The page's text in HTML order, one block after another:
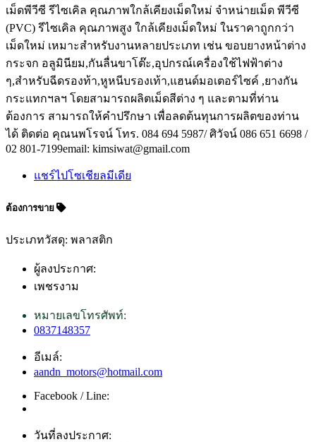
เม็ดพีวีซี รีไซเคิล คุณภาพใกล้เคียงเม็ดใหม่ จำหน่ายเม็ด พีวีซี
(PVC) รีไซเคิล คุณภาพสูง ใกล้เคียงเม็ดใหม่ ในราคาถูกกว่า
เม็ดใหม่ เหมาะสำหรับงานหลายประเภท เช่น ขอบยางหน้าต่าง
กระจก อลูมินียม,กันลื่นขาโต๊ะ,อุปกรณ์เครื่องใช้ไฟฟ้าต่าง
ๆ,สำหรับฉีดรองท้า,หูหนีบรองเท้า,แฮนด์มอเตอร์ไซค์ ,ยางกัน
กระแทกฯลฯ โดยสามารถผลิตเม็ดสีต่าง ๆ และตามที่ท่าน
ต้องการ สามารถให้คำปรึกษา เพื่อลดต้นทุนการผลิตของท่าน
ได้ ติดต่อ คุณนพโรจน์ โทร. 084 694 5987/ ศิวัจน์ 086 651 6698 /
02 801-7199email: kimsiwat@gmail.com
แชร์ไปโซเชียลมีเดีย
ต้องการขาย
ประเภทวัสดุ: พลาสติก
ผู้ลงประกาศ:
เพชรงาม
หมายเลขโทรศัพท์:
0837148357
อีเมล์:
aandn_motors@hotmail.com
Facebook / Line:
วันที่ลงประกาศ: